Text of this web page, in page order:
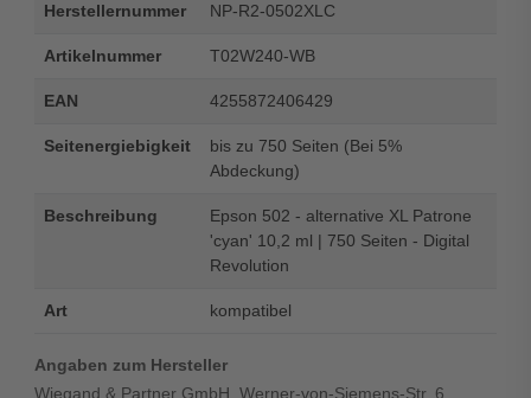
Herstellernummer NP-R2-0502XLC
Artikelnummer T02W240-WB
EAN 4255872406429
Seitenergiebigkeit
bis zu 750 Seiten (Bei 5%
Abdeckung)
Beschreibung
Epson 502 - alternative XL Patrone
'cyan' 10,2 ml | 750 Seiten - Digital
Revolution
Art kompatibel
Angaben zum Hersteller
Wiegand & Partner GmbH, Werner-von-Siemens-Str. 6,